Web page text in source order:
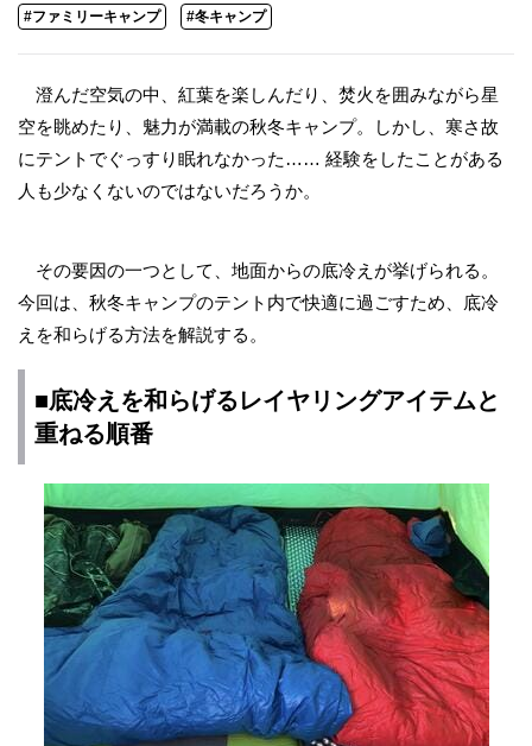
#ファミリーキャンプ #冬キャンプ
澄んだ空気の中、紅葉を楽しんだり、焚火を囲みながら星
空を眺めたり、魅力が満載の秋冬キャンプ。しかし、寒さ故
にテントでぐっすり眠れなかった…… 経験をしたことがある
人も少なくないのではないだろうか。
その要因の一つとして、地面からの底冷えが挙げられる。
今回は、秋冬キャンプのテント内で快適に過ごすため、底冷
えを和らげる方法を解説する。
■底冷えを和らげるレイヤリングアイテムと
重ねる順番